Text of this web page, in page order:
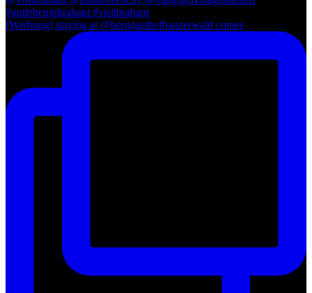
[Werbung] staying at @berggasthofbanzerwald comes